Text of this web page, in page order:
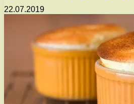
22.07.2019